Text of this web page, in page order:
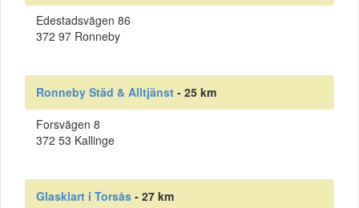
Edestadsvägen 86
372 97 Ronneby
Ronneby Städ & Alltjänst - 25 km
Forsvägen 8
372 53 Kallinge
Glasklart i Torsås - 27 km